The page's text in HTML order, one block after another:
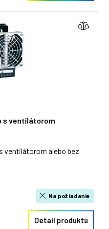
s ventilátorom
ventilátorom alebo bez
Na požiadanie
Detail produktu